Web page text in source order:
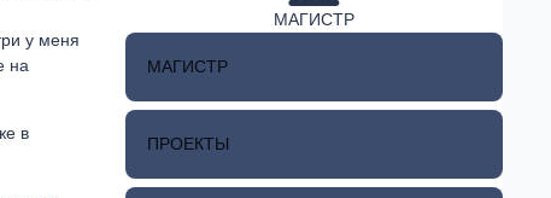
у меня
на
в
МАГИСТР
МАГИСТР
ПРОЕКТЫ